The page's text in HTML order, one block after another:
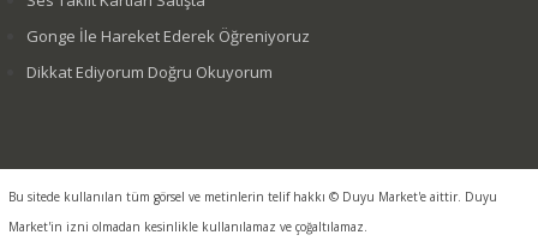
Gonge İle Hareket Ederek Öğreniyoruz
Dikkat Ediyorum Doğru Okuyorum
Bu sitede kullanılan tüm görsel ve metinlerin telif hakkı © Duyu Market'e aittir. Duyu
Market'in izni olmadan kesinlikle kullanılamaz ve çoğaltılamaz.